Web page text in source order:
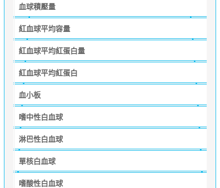
血球積壓量
紅血球平均容量
紅血球平均紅蛋白量
紅血球平均紅蛋白
血小板
嗜中性白血球
淋巴性白血球
單核白血球
嗜酸性白血球